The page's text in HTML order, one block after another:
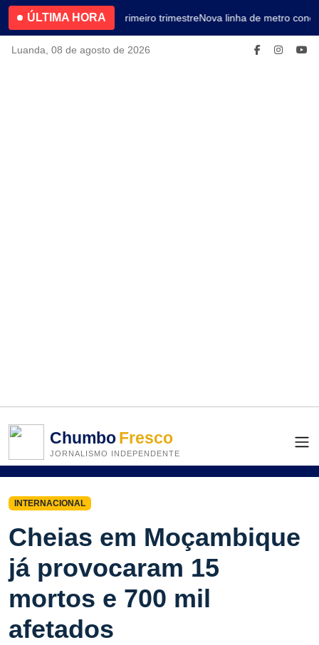
ÚLTIMA HORA4.2% no primeiro trimestreNova linha de metro
Luanda, 08 de agosto de 2026
ChumboFresco
JORNALISMO INDEPENDENTE
INTERNACIONAL
Cheias em Moçambique
já provocaram 15
mortos e 700 mil
afetados